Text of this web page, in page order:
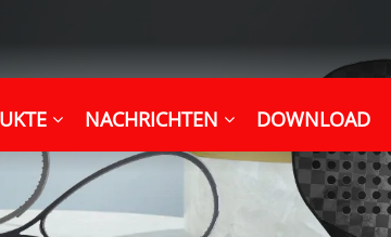
NACHRICHTEN DOWNLOAD